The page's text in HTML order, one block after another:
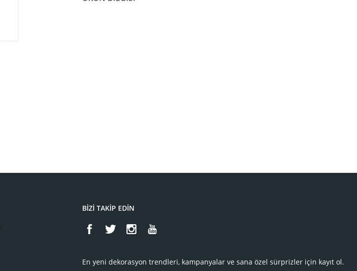
BİZİ TAKİP EDİN
En yeni dekorasyon trendleri, kampanyalar ve sana özel sürprizler için kayıt ol.